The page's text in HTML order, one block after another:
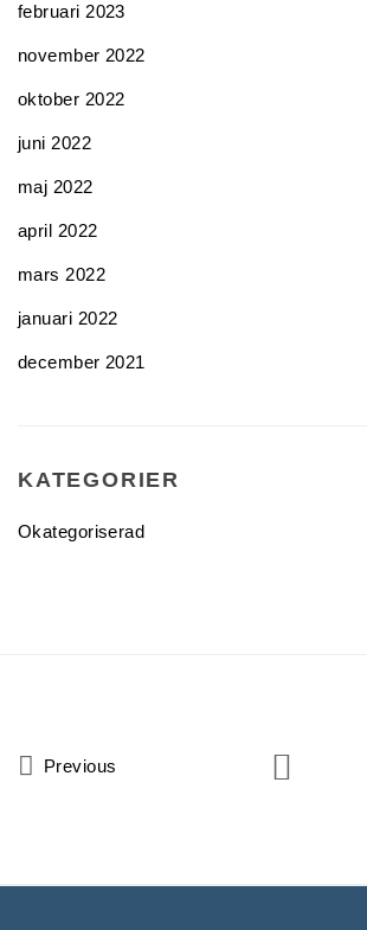
februari 2023
november 2022
oktober 2022
juni 2022
maj 2022
april 2022
mars 2022
januari 2022
december 2021
KATEGORIER
Okategoriserad
Previous